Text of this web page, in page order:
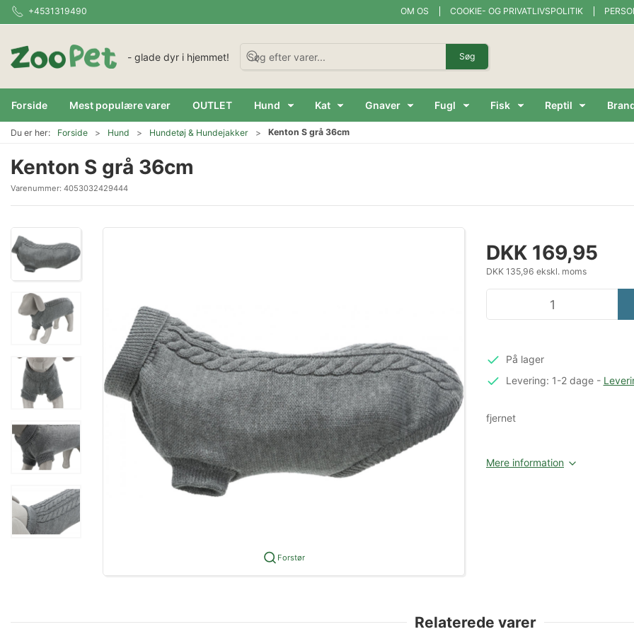
+4531319490 OM OS COOKIE- OG PRIVATLIVSPOLITIK
- glade dyr i hjemmet! Søg
Forside Mest populære varer OUTLET Hund Kat Gnaver Fugl Fisk Reptil
Du er her: Forside Hund Hundetøj & Hundejakker Kenton S grå 36cm
Kenton S grå 36cm
Varenummer: 4053032429444
Forstør
DKK 169,95
DKK 135,96 ekskl. moms
På lager
Levering: 1-2 dage-
fjernet
Mere information
Relaterede varer